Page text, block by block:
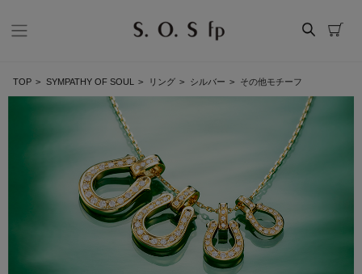
TOP > SYMPATHY OF SOUL > リング > シルバー > その他モチーフ